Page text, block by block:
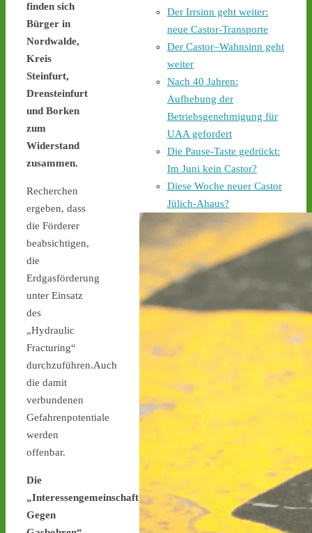
finden sich
Bürger in
Nordwalde,
Kreis
Steinfurt,
Drensteinfurt
und Borken
zum
Widerstand
zusammen.
Recherchen
ergeben, dass
die Förderer
beabsichtigen,
die
Erdgasförderung
unter Einsatz
des
„Hydraulic
Fracturing“
durchzuführen.Auch
die damit
verbundenen
Gefahrenpotentiale
werden
offenbar.
Die
„Interessengemeinschaft
Gegen
stoppen!
2 4
Castor stoppen!
@castorstoppen.bsky.social
Gegen 0.35 Uhr erreicht
der Castor-Konvoi das
Dreieck Bottrop und fährt
weiter auf die A31, den
letzten Autobahnabschnitt
bis nach Ahaus -
stoppen.de/ticker/
#atommüll
#castor
castor-stoppen.de
Ticker – Castor
stoppen!
Castor stoppen!
@castorstoppen.bsky.social
⋅
Gegen 23.20 Uhr ist der
12. Castortransport im
Kreuz Holz abgebogen
Richtung Neuss auf die
A46 - castor-
stoppen.de/ticker/#route
#atommüll #castor
Der Irrsinn geht weiter:
neue Castor-Transporte
Der Castor–Wahnsinn geht
weiter
Nach 40 Jahren:
Aufhebung der
Betriebsgenehmigung für
UAA gefordert
Die Pause-Taste gedrückt:
Im Juni kein Castor?
Diese Woche neuer Castor
Jülich-Ahaus?